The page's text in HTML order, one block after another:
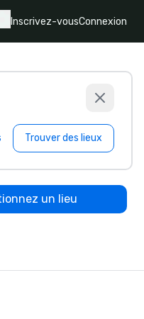
Inscrivez-vousConnexion
Trouver des lieux
un lieu